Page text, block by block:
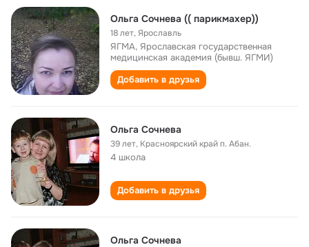
Ольга Сочнева (( парикмахер))
18 лет,Ярославль
ЯГМА, Ярославская государственная
медицинская академия (бывш. ЯГМИ)
Добавить в друзья
Ольга Сочнева
39 лет, Красноярский край п. Абан.
4 школа
Добавить в друзья
Ольга Сочнева